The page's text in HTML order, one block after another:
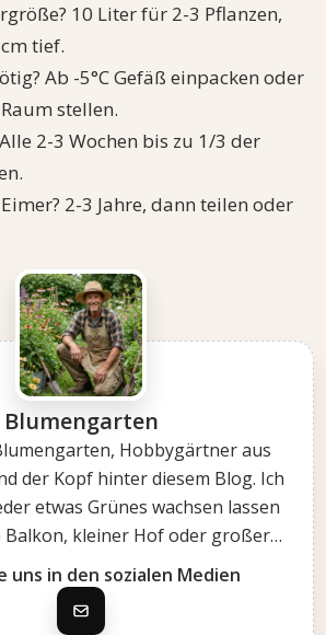
10 Liter für 2-3 Pflanzen,
tief.
Ab -5°C Gefäß einpacken oder
stellen.
2-3 Wochen bis zu 1/3 der
2-3 Jahre, dann teilen oder
Blumengarten
Hobbygärtner aus
der Kopf hinter diesem Blog. Ich
etwas Grünes wachsen lassen
Balkon, kleiner Hof oder großer…
uns in den sozialen Medien